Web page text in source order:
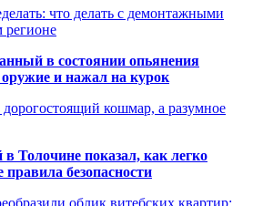
что делать с демонтажными
регионе
в состоянии опьянения
и нажал на курок
кошмар, а разумное
Толочине показал, как легко
безопасности